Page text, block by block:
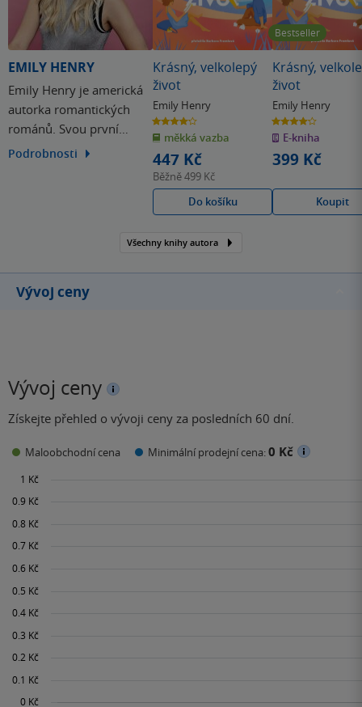
EMILY HENRY
Emily Henry je americká
autorka romantických
románů. Svou první
knihu pro mladé dospělé
byl přeložen do více než…
Podrobnosti
Krásný, velkolepý
život
Emily Henry
4.2
z
5
hvězdiček
měkká vazba
447 Kč
Běžně499 Kč
Do košíku
Bestseller
Krásný,
život
Emily Henry
4.2
z
5
hvězdiček
E-kniha
399 Kč
Koupit
Všechny knihy autora
Vývoj ceny
Vývoj ceny
Získejte přehled o vývoji ceny za posledních 60 dní.
Maloobchodní cena Minimální prodejní cena:0 Kč